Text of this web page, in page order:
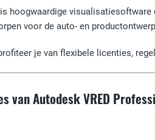
is hoogwaardige
voor de auto- en
je van flexibele licenties,
van Autodesk VRED